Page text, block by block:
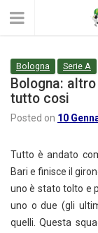
Bologna Serie A
Bologna:
tutto cosi
Posted on 10
Tutto è andato
Bari e finisce il
uno è stato tolto e
uno o due (gli
quelli. Questa